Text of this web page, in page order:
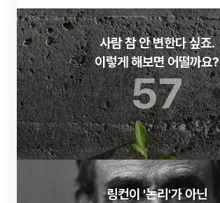
사람 참 안 변한다 싶죠.
이렇게 해보면 어떨까요?
57
링컨이 '논리'가 아닌